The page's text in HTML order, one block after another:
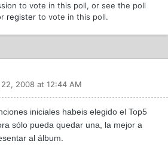
to vote in this poll, or see the poll
register to vote in this poll.
2008 at 12:44 AM
iniciales habeis elegido el Top5
sólo pueda quedar una, la mejor a
al álbum.